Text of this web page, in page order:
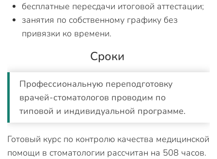
бесплатные пересдачи итоговой аттестации;
занятия по собственному графику без
привязки ко времени.
Сроки
Профессиональную переподготовку
врачей-стоматологов проводим по
типовой и индивидуальной программе.
Готовый курс по контролю качества медицинской
помощи в стоматологии рассчитан на 508 часов.